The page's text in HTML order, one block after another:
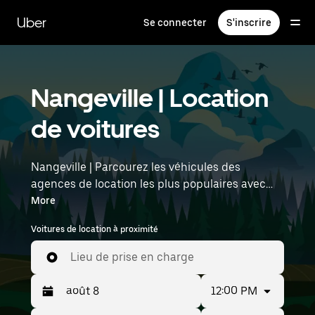
contenu
principal
Uber Se connecter S'inscrire
Nangeville | Location
de voitures
Nangeville | Parcourez les véhicules des
agences de location les plus populaires avec
Uber Rent. Des voitures électriques aux berlines
de luxe en passant par les SUV, vous trouverez
des véhicules adaptés aux voyageurs en solo et
aux groupes comptant jusqu'à sept personnes.
Saisissez l'heure et l'emplacement (par
exemple : Paris Orly Airport) pour trouver des
voitures de location à proximité.
More
Voitures de location à proximité
Lieu de prise en charge
12:00 PM